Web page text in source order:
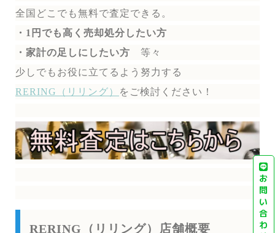
全国どこでも無料で査定できる。
・1円でも高く売却処分したい方
・家計の足しにしたい方 等々
少しでもお役に立てるよう努力する
RERING（リリング）
を ご検討ください！
RERING（リリング）店舗概要
お
問
い
合
わ